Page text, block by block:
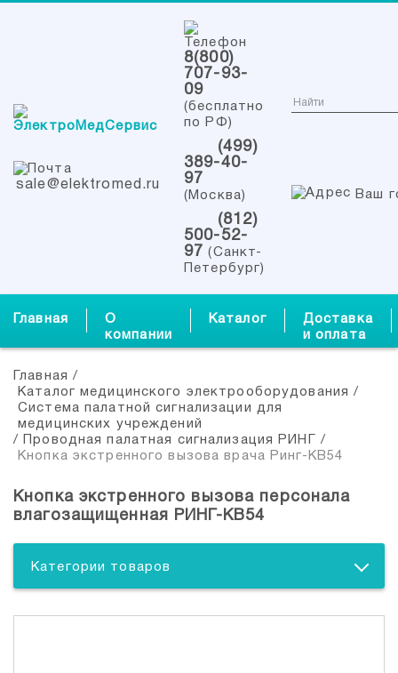
sale@elektromed.ru
8(800)
707-93-
09
(бесплатно
по РФ)
(499)
389-40-
97
(Москва)
(812)
500-52-
97 (Санкт-
Петербург)
Ваш
Главная
О
компании
Каталог
Доставка
и оплата
Главная /
Каталог медицинского электрооборудования /
Система палатной сигнализации для
медицинских учреждений
/
Проводная палатная сигнализация РИНГ
/
Кнопка экстренного вызова врача Ринг-КВ54
Кнопка экстренного вызова персонала
влагозащищенная РИНГ-КВ54
Категории товаров